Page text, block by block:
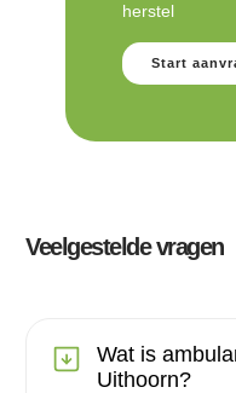
herstel
Start
Veelgestelde vragen
Wat is
Uithoorn?